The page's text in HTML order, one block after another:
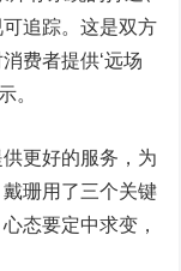
追踪。这是双方
费者提供‘远场
。
更好的服务，为
珊用了三个关键
态要定中求变，